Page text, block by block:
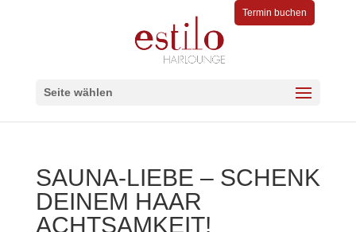
Termin buchen
Seite wählen
SAUNA-LIEBE – SCHENK
DEINEM HAAR
ACHTSAMKEIT!